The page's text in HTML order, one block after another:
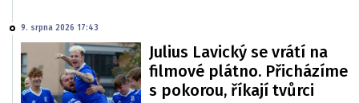
9. srpna 2026 17:43
Julius Lavický se vrátí na
filmové plátno. Přicházíme
s pokorou, říkají tvůrci